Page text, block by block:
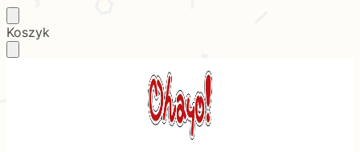
Skip
to
Skip
to
Koszyk